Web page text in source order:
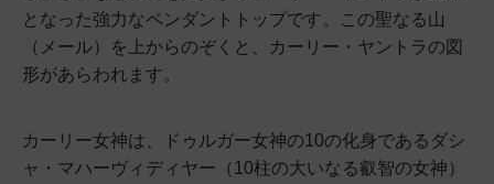
となった強力なペンダントトップです。この聖なる山
（メール）を上からのぞくと、カーリー・ヤントラの図
形があらわれます。
カーリー女神は、ドゥルガー女神の10の化身であるダシ
ャ・マハーヴィディヤー（10柱の大いなる叡智の女神）